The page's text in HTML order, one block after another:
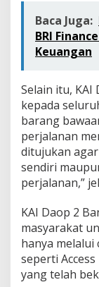
Baca Juga:
BRI
Keuangan
Selain itu,
kepada
barang
perjalanan
ditujukan
sendiri
perjalanan,”
KAI Daop 2
masyarakat
hanya melalui
seperti
yang telah